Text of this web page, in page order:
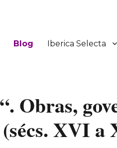
Blog Iberica Selecta
Obras,
(sécs. XVI